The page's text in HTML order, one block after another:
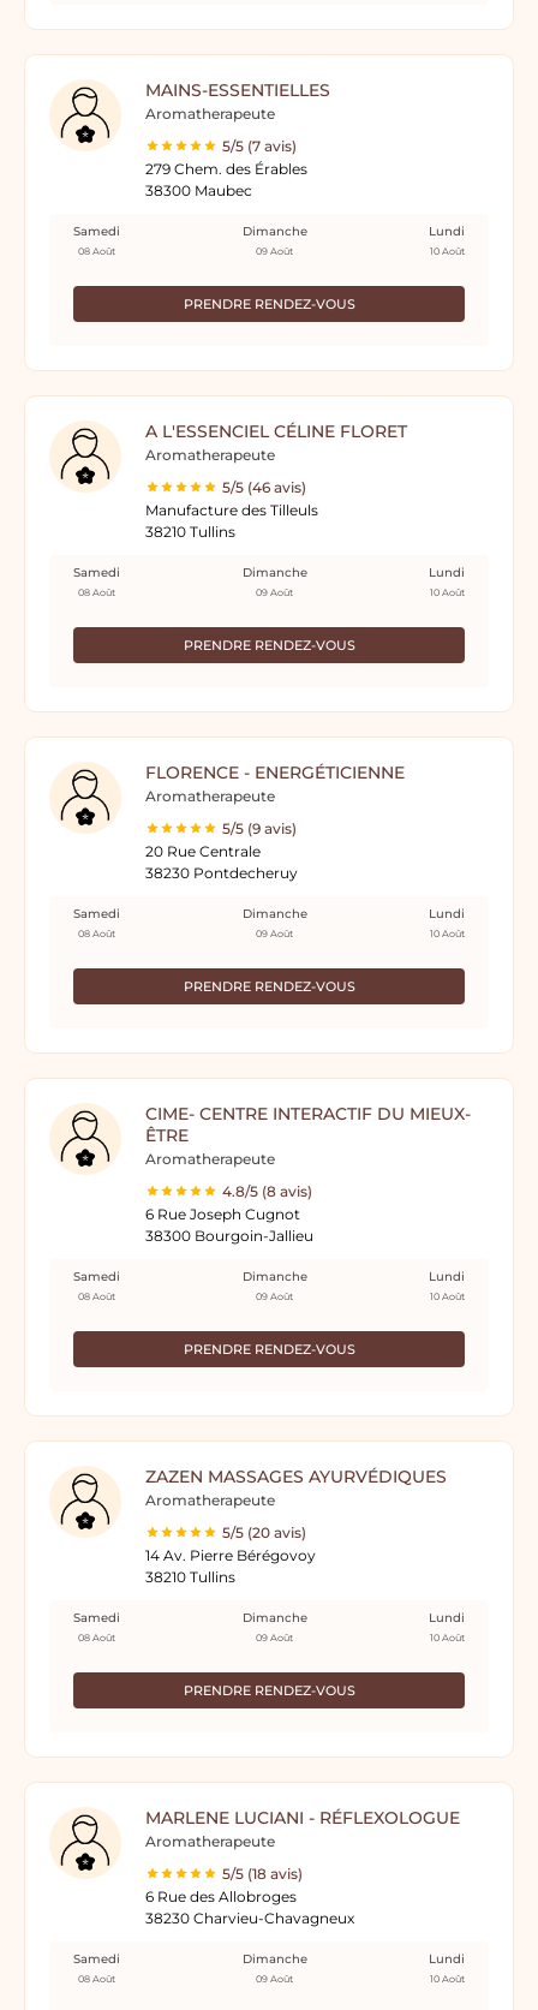
MAINS-ESSENTIELLES
Aromatherapeute
5/5 (7 avis)
279 Chem. des Érables
38300 Maubec
PRENDRE RENDEZ-VOUS
Samedi
08 Août
Dimanche
09 Août
Lundi
10 Août
A L'ESSENCIEL CÉLINE FLORET
Aromatherapeute
5/5 (46 avis)
Manufacture des Tilleuls
38210 Tullins
PRENDRE RENDEZ-VOUS
Samedi
08 Août
Dimanche
09 Août
Lundi
10 Août
FLORENCE - ENERGÉTICIENNE
Aromatherapeute
5/5 (9 avis)
20 Rue Centrale
38230 Pontdecheruy
PRENDRE RENDEZ-VOUS
Samedi
08 Août
Dimanche
09 Août
Lundi
10 Août
CIME- CENTRE INTERACTIF DU MIEUX-
ÊTRE
Aromatherapeute
4.8/5 (8 avis)
6 Rue Joseph Cugnot
38300 Bourgoin-Jallieu
PRENDRE RENDEZ-VOUS
Samedi
08 Août
Dimanche
09 Août
Lundi
10 Août
ZAZEN MASSAGES AYURVÉDIQUES
Aromatherapeute
5/5 (20 avis)
14 Av. Pierre Bérégovoy
38210 Tullins
PRENDRE RENDEZ-VOUS
Samedi
08 Août
Dimanche
09 Août
Lundi
10 Août
MARLENE LUCIANI - RÉFLEXOLOGUE
Aromatherapeute
5/5 (18 avis)
6 Rue des Allobroges
38230 Charvieu-Chavagneux
Samedi
08 Août
Dimanche
09 Août
Lundi
10 Août